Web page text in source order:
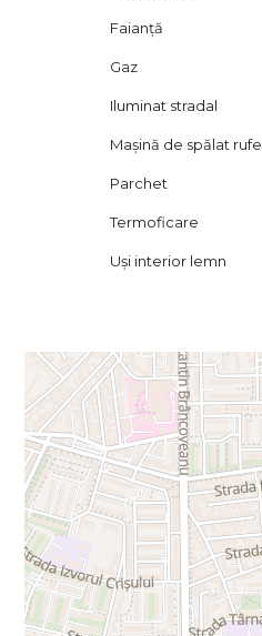
Faianță
Gaz
Iluminat stradal
Mașină de spălat rufe
Parchet
Termoficare
Uși interior lemn